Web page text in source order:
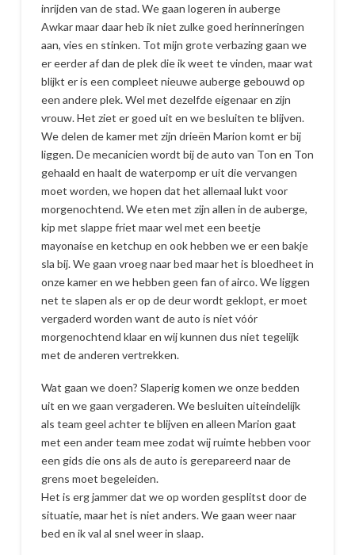
inrijden van de stad. We gaan logeren in auberge
Awkar maar daar heb ik niet zulke goed herinneringen
aan, vies en stinken. Tot mijn grote verbazing gaan we
er eerder af dan de plek die ik weet te vinden, maar wat
blijkt er is een compleet nieuwe auberge gebouwd op
een andere plek. Wel met dezelfde eigenaar en zijn
vrouw. Het ziet er goed uit en we besluiten te blijven.
We delen de kamer met zijn drieën Marion komt er bij
liggen. De mecanicien wordt bij de auto van Ton en Ton
gehaald en haalt de waterpomp er uit die vervangen
moet worden, we hopen dat het allemaal lukt voor
morgenochtend. We eten met zijn allen in de auberge,
kip met slappe friet maar wel met een beetje
mayonaise en ketchup en ook hebben we er een bakje
sla bij. We gaan vroeg naar bed maar het is bloedheet in
onze kamer en we hebben geen fan of airco. We liggen
net te slapen als er op de deur wordt geklopt, er moet
vergaderd worden want de auto is niet vóór
morgenochtend klaar en wij kunnen dus niet tegelijk
met de anderen vertrekken.
Wat gaan we doen? Slaperig komen we onze bedden
uit en we gaan vergaderen. We besluiten uiteindelijk
als team geel achter te blijven en alleen Marion gaat
met een ander team mee zodat wij ruimte hebben voor
een gids die ons als de auto is gerepareerd naar de
grens moet begeleiden.
Het is erg jammer dat we op worden gesplitst door de
situatie, maar het is niet anders. We gaan weer naar
bed en ik val al snel weer in slaap.